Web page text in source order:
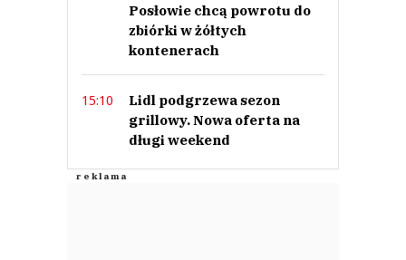
Posłowie chcą powrotu do
zbiórki w żółtych
kontenerach
15:10
Lidl podgrzewa sezon
grillowy. Nowa oferta na
długi weekend